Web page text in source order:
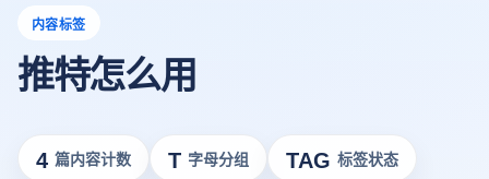
内容标签
推特怎么用
4 篇内容计数 T 字母分组 TAG 标签状态